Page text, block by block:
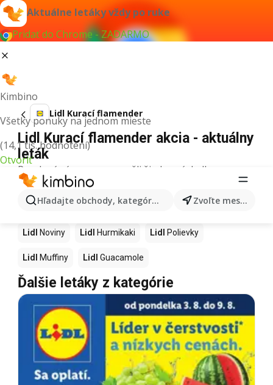
Aktuálne letáky vždy po ruke
Pridať do Chrome - ZADARMO
Kimbino
Všetky ponuky na jednom mieste
(14,1 tis. hodnotení)
Otvoriť
Hľadajte obchody, kategórie, produkty... Zvoľte mesto
Lidl Kurací flamender
Lidl Kurací flamender akcia - aktuálny
leták
Pre daný výraz sme nenašli žiadne výsledky.
Ďalšie produkty v obchodoch Lidl
Lidl Kapor Ashwagandha Nintendo Switch
Lidl Noviny Lidl Hurmikaki Lidl Polievky
Lidl Muffiny Lidl Guacamole
Ďalšie letáky z kategórie